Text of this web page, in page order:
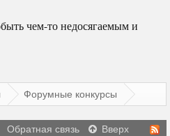
чем-то недосягаемым и
Форумные конкурсы
Обратная связь Вверх